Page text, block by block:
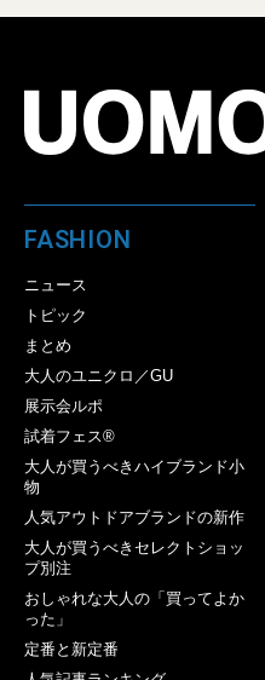
FASHION
ニュース
トピック
まとめ
大人のユニクロ／GU
展示会ルポ
試着フェス®︎
大人が買うべきハイブランド小
物
人気アウトドアブランドの新作
大人が買うべきセレクトショッ
プ別注
おしゃれな大人の「買ってよか
った」
定番と新定番